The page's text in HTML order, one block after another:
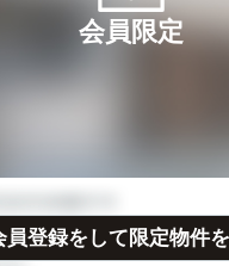
会員限定
員登録をして限定物件